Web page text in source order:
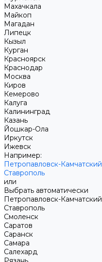
Махачкала
Майкоп
Магадан
Липецк
Кызыл
Курган
Красноярск
Краснодар
Москва
Киров
Кемерово
Калуга
Калининград
Казань
Йошкар-Ола
Иркутск
Ижевск
Например:
Петропавловск-Камчатский
Ставрополь
или
Выбрать автоматически
Петропавловск-Камчатский
Ставрополь
Смоленск
Саратов
Саранск
Самара
Салехард